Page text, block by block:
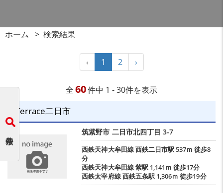
ホーム 検索結果
‹ 1 2 ›
全60件中 1 - 30件を表示
Terrace二日市
筑紫野市 二日市北四丁目 3-7
西鉄天神大牟田線西鉄二日市駅537ｍ 徒歩8
分
西鉄天神大牟田線紫駅1,141ｍ 徒歩17分
西鉄太宰府線西鉄五条駅1,306ｍ 徒歩19分